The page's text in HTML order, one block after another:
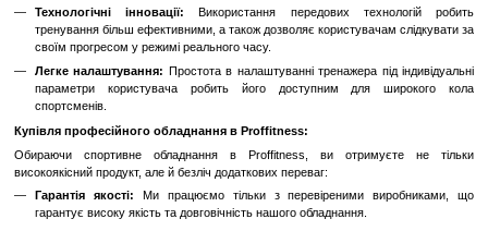
Консоль для контролю:Інноваційна консоль
контролювати інтенсивність тренувань, фіксувати
рекомендації щодо поліпшення техніки виконання вправ.
Міцність та надійність:Виготовлений з високоякісних
витримує великі навантаження, що гарантує довгий термін
інтенсивному використанні.
Регулювання під потреби користувача:
навантаження, що дозволяє адаптувати тренування під
та рівень підготовки спортсмена.